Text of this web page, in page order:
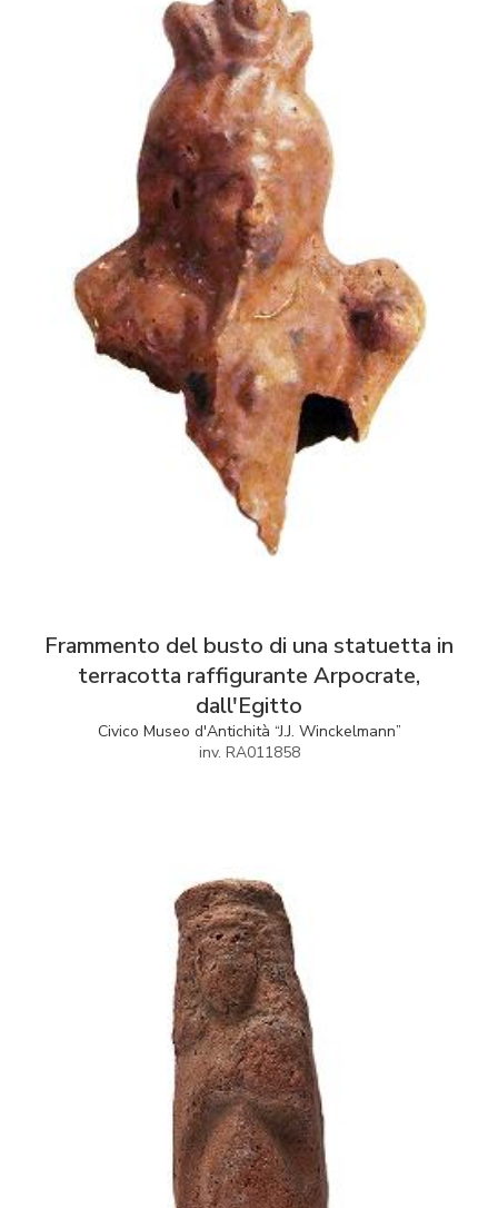
Frammento del busto di una statuetta in
terracotta raffigurante Arpocrate,
dall'Egitto
Civico Museo d'Antichità “J.J. Winckelmann”
inv. RA011858